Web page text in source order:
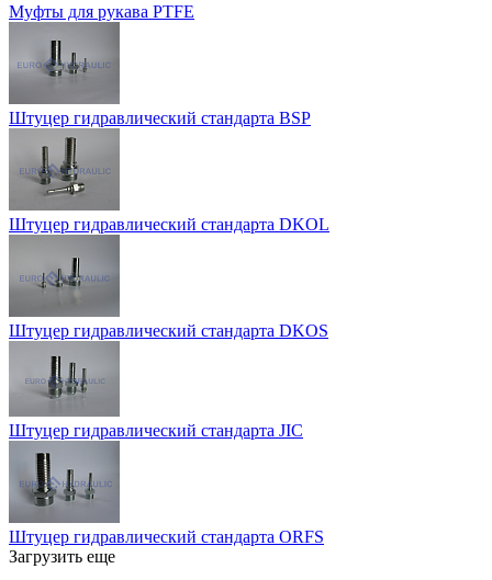
Муфты для рукава PTFE
Штуцер гидравлический стандарта BSP
Штуцер гидравлический стандарта DKOL
Штуцер гидравлический стандарта DKOS
Штуцер гидравлический стандарта JIC
Штуцер гидравлический стандарта ORFS
Загрузить еще